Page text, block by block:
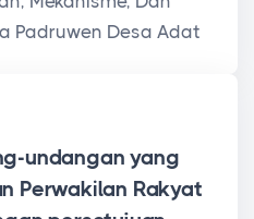
Padruwen Desa Adat
undangan yang
Perwakilan Rakyat